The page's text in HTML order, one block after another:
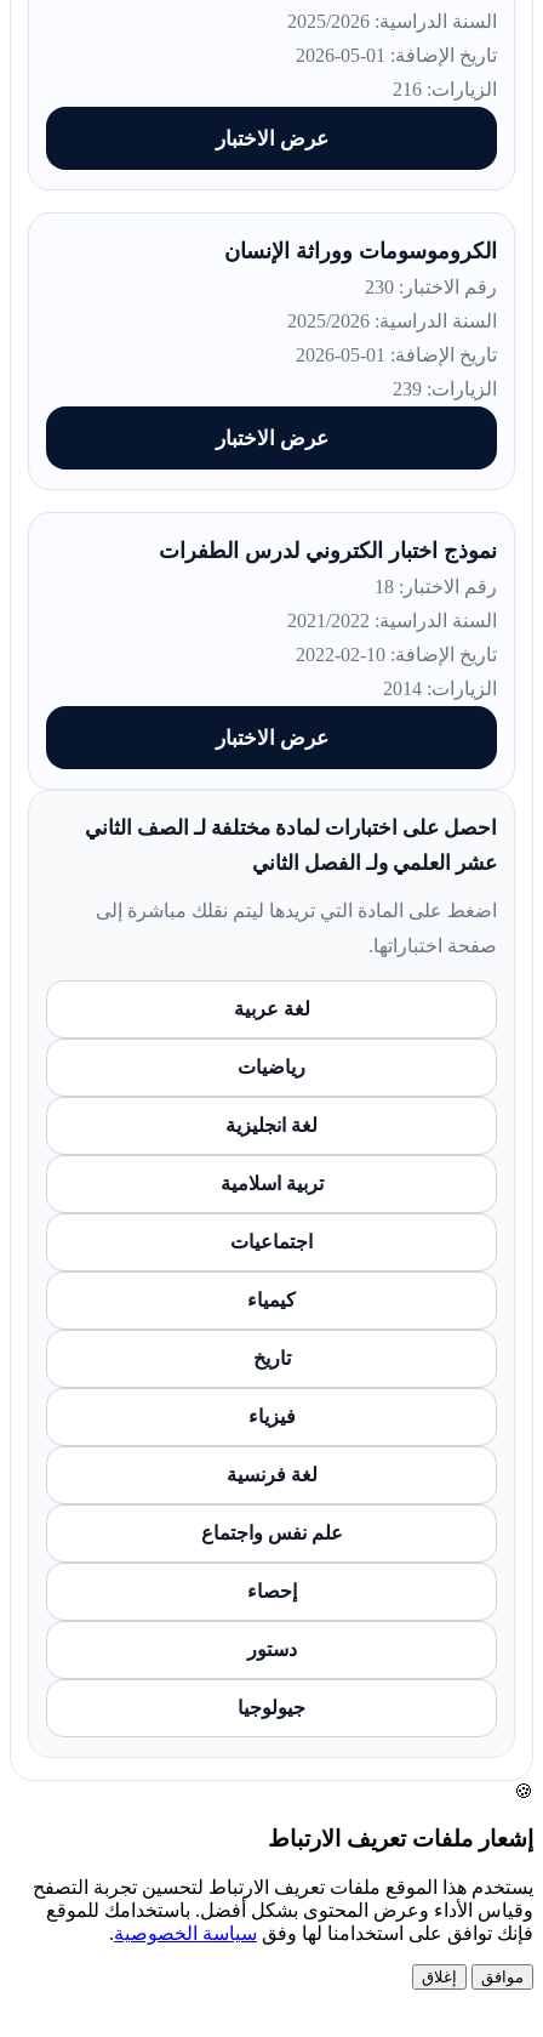
السنة الدراسية: 2025/2026
تاريخ الإضافة: 01-05-2026
الزيارات: 216
عرض الاختبار
الكروموسومات ووراثة الإنسان
رقم الاختبار: 230
السنة الدراسية: 2025/2026
تاريخ الإضافة: 01-05-2026
الزيارات: 239
عرض الاختبار
نموذج اختبار الكتروني لدرس الطفرات
رقم الاختبار: 18
السنة الدراسية: 2021/2022
تاريخ الإضافة: 10-02-2022
الزيارات: 2014
عرض الاختبار
احصل على اختبارات لمادة مختلفة لـ الصف الثاني
عشر العلمي ولـ الفصل الثاني
اضغط على المادة التي تريدها ليتم نقلك مباشرة إلى
صفحة اختباراتها.
لغة عربية
رياضيات
لغة انجليزية
تربية اسلامية
اجتماعيات
كيمياء
تاريخ
فيزياء
لغة فرنسية
علم نفس واجتماع
إحصاء
دستور
جيولوجيا
🍪
إشعار ملفات تعريف الارتباط
يستخدم هذا الموقع ملفات تعريف الارتباط لتحسين تجربة التصفح
وقياس الأداء وعرض المحتوى بشكل أفضل. باستخدامك للموقع
فإنك توافق على استخدامنا لها وفق سياسة الخصوصية.
موافق إغلاق